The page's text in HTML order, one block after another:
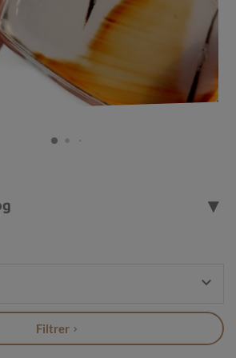
reconnexion à soiet à la diffusion
naturelle
roses’impose comme unallié
et ceux qui souhaitent porter un
ajoutant une

Filtrer